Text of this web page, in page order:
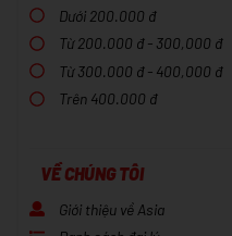
Dưới 200.000 đ
Từ 200.000 đ - 300,000 đ
Từ 300.000 đ - 400,000 đ
Trên 400.000 đ
VỀ CHÚNG TÔI
Giới thiệu về Asia